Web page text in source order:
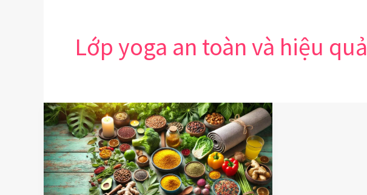
Lớp yoga an toàn và hiệu quả
Yoga
và
Ayurveda:
Cách
Kết